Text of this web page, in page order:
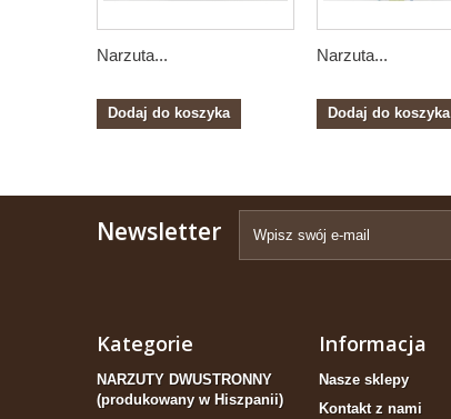
Narzuta...
Dodaj do koszyka
Narzuta...
Dodaj do koszyka
Newsletter
Kategorie
NARZUTY DWUSTRONNY
(produkowany w Hiszpanii)
Informacja
Nasze sklepy
Kontakt z nami